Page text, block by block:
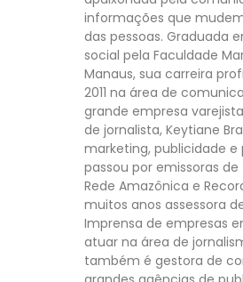
informações que
das pessoas. Graduada
social pela Faculdade
Manaus, sua carreira
2011 na área de
grande empresa
de jornalista, Keytiane
marketing, publicidade e
passou por emissoras
Rede Amazônica e
muitos anos assessora
Imprensa de empresas
atuar na área de
também é gestora de